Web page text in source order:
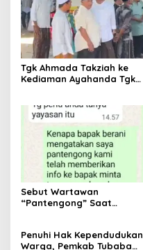
Tgk Ahmada Takziah ke
Kediaman Ayahanda Tgk
Sebut Wartawan
“Pantengong” Saat
Etika, DPR‑Provinsi,
Gubernur dan PLLDA
Penuhi Hak Kependudukan
Warga, Pemkab Tubaba